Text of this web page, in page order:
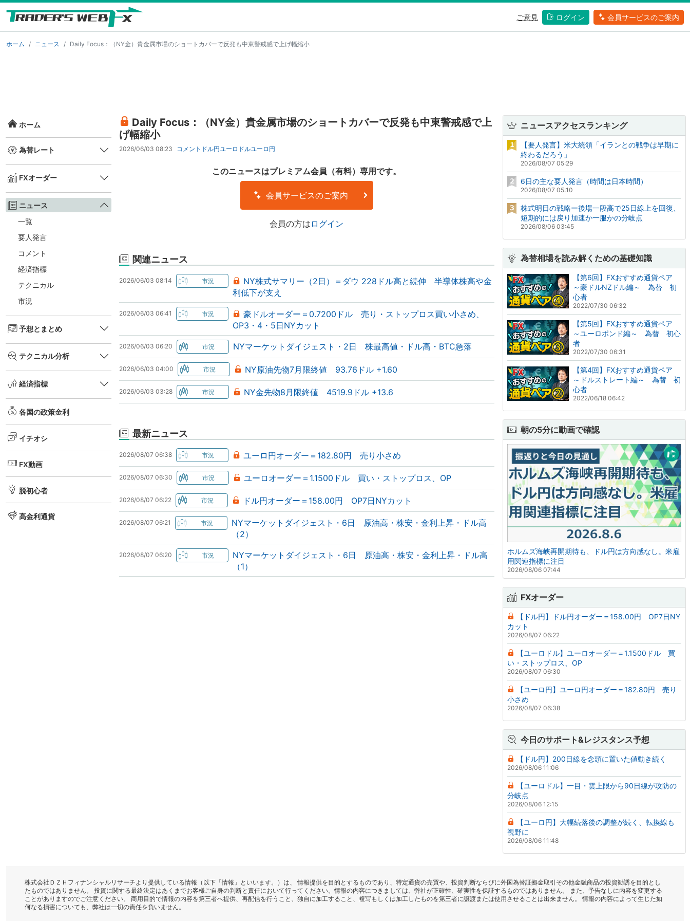
ご意見 ログイン 会員サービスのご案内
ホーム ニュース Daily Focus：（NY金）貴金属市場のショートカバーで反発も中東警戒感で上げ幅縮小
ホーム
為替レート
FXオーダー
ニュース
一覧
要人発言
コメント
経済指標
テクニカル
市況
予想とまとめ
テクニカル分析
経済指標
各国の政策金利
イチオシ
FX動画
脱初心者
高金利通貨
Daily Focus：（NY金）貴金属市場のショートカバーで反発も中東警戒感で上
げ幅縮小
2026/06/03 08:23 コメント ドル円ユーロドルユーロ円
このニュースはプレミアム会員（有料）専用です。
会員サービスのご案内
会員の方は ログイン
関連ニュース
2026/06/03 08:14
NY株式サマリー（2日）＝ダウ 228ドル高と続伸 半導体株高や金
利低下が支え
2026/06/03 06:41
豪ドルオーダー＝0.7200ドル 売り・ストップロス買い小さめ、
OP3・4・5日NYカット
2026/06/03 06:20 NYマーケットダイジェスト・2日 株最高値・ドル高・BTC急落
2026/06/03 04:00 NY原油先物7月限終値 93.76ドル +1.60
2026/06/03 03:28 NY金先物8月限終値 4519.9ドル +13.6
最新ニュース
2026/08/07 06:38 ユーロ円オーダー＝182.80円 売り小さめ
2026/08/07 06:30 ユーロオーダー＝1.1500ドル 買い・ストップロス、OP
2026/08/07 06:22 ドル円オーダー＝158.00円 OP7日NYカット
2026/08/07 06:21
NYマーケットダイジェスト・6日 原油高・株安・金利上昇・ドル高
（2）
2026/08/07 06:20
NYマーケットダイジェスト・6日 原油高・株安・金利上昇・ドル高
（1）
ニュースアクセスランキング
【要人発言】米大統領「イランとの戦争は早期に
終わるだろう」
2026/08/07 05:29
6日の主な要人発言（時間は日本時間）
2026/08/07 05:10
株式明日の戦略ー後場一段高で25日線上を回復、
短期的には戻り加速か一服かの分岐点
2026/08/06 03:45
為替相場を読み解くための基礎知識
【第6回】FXおすすめ通貨ペア
～豪ドルNZドル編～ 為替 初
心者
2022/07/30 06:32
【第5回】FXおすすめ通貨ペア
～ユーロポンド編～ 為替 初心
者
2022/07/30 06:31
【第4回】FXおすすめ通貨ペア
～ドルストレート編～ 為替 初
心者
2022/06/18 06:42
朝の5分に動画で確認
ホルムズ海峡再開期待も、ドル円は方向感なし。米雇
用関連指標に注目
2026/08/06 07:44
FXオーダー
【ドル円】ドル円オーダー＝158.00円 OP7日NY
カット
2026/08/07 06:22
【ユーロドル】ユーロオーダー＝1.1500ドル 買
い・ストップロス、OP
2026/08/07 06:30
【ユーロ円】ユーロ円オーダー＝182.80円 売り
小さめ
2026/08/07 06:38
今日のサポート&レジスタンス予想
【ドル円】200日線を念頭に置いた値動き続く
2026/08/06 11:06
【ユーロドル】一目・雲上限から90日線が攻防の
分岐点
2026/08/06 12:15
【ユーロ円】大幅続落後の調整が続く、転換線も
視野に
2026/08/06 11:48
株式会社ＤＺＨフィナンシャルリサーチより提供している情報（以下「情報」といいます。）は、 情報提供を目的とするものであり、特定通貨の売買や、投資判断ならびに外国為替証拠金取引その他金融商品の投資勧誘を目的とし
たものではありません。 投資に関する最終決定はあくまでお客様ご自身の判断と責任において行ってください。情報の内容につきましては、弊社が正確性、確実性を保証するものではありません。 また、予告なしに内容を変更する
ことがありますのでご注意ください。 商用目的で情報の内容を第三者へ提供、再配信を行うこと、独自に加工すること、複写もしくは加工したものを第三者に譲渡または使用させることは出来ません。 情報の内容によって生じた如
何なる損害についても、弊社は一切の責任を負いません。